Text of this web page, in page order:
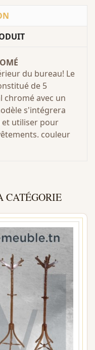
du bureau! Le
de 5
chromé avec un
s'intégrera
et utiliser pour
couleur
CATÉGORIE